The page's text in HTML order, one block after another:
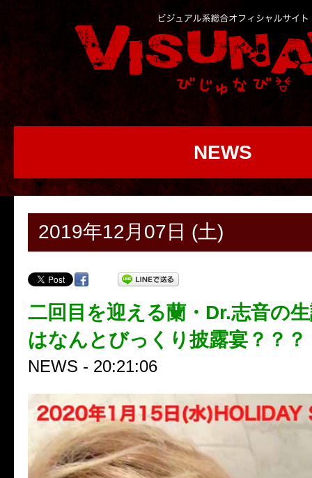
NEWS
2019年12月07日 (土)
二回目を迎える蘭・Dr.志音の
はなんとびっくり披露宴？？？
NEWS - 20:21:06